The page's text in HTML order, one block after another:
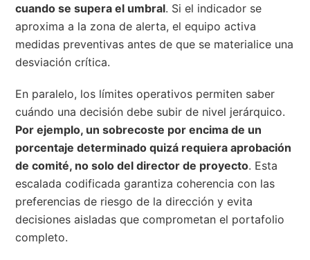
cuando se supera el umbral. Si el indicador se
aproxima a la zona de alerta, el equipo activa
medidas preventivas antes de que se materialice una
desviación crítica.
En paralelo, los límites operativos permiten saber
cuándo una decisión debe subir de nivel jerárquico.
Por ejemplo, un sobrecoste por encima de un
porcentaje determinado quizá requiera aprobación
de comité, no solo del director de proyecto. Esta
escalada codificada garantiza coherencia con las
preferencias de riesgo de la dirección y evita
decisiones aisladas que comprometan el portafolio
completo.